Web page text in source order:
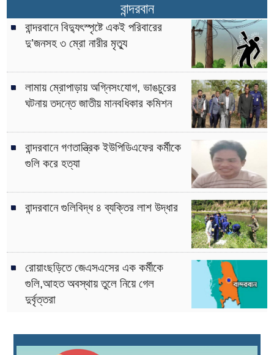
বান্দরবান
বান্দরবানে বিদ্যুৎস্পৃষ্টে একই পরিবারের
দু’জনসহ ৩ ম্রো নারীর মৃত্যু
লামায় ম্রোপাড়ায় অগ্নিসংযোগ, ভাঙচুরের
ঘটনায় তদন্তে জাতীয় মানবধিকার কমিশন
বান্দরবানে গণতান্ত্রিক ইউপিডিএফের কর্মীকে
গুলি করে হত্যা
বান্দরবানে গুলিবিদ্ধ ৪ ব্যক্তির লাশ উদ্ধার
রোয়াংছড়িতে জেএসএসের এক কর্মীকে
গুলি,আহত অবস্থায় তুলে নিয়ে গেল
দুর্বৃত্তরা